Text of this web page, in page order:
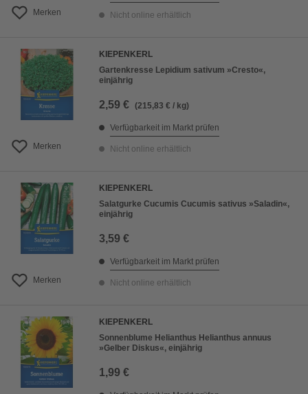
Merken Nicht online erhältlich
Merken
KIEPENKERL
Gartenkresse Lepidium sativum »Cresto«,
einjährig
2,59 € (215,83 € / kg)
Verfügbarkeit im Markt prüfen
Nicht online erhältlich
Merken
KIEPENKERL
Salatgurke Cucumis Cucumis sativus »Saladin«,
einjährig
3,59 €
Verfügbarkeit im Markt prüfen
Nicht online erhältlich
KIEPENKERL
Sonnenblume Helianthus Helianthus annuus
»Gelber Diskus«, einjährig
1,99 €